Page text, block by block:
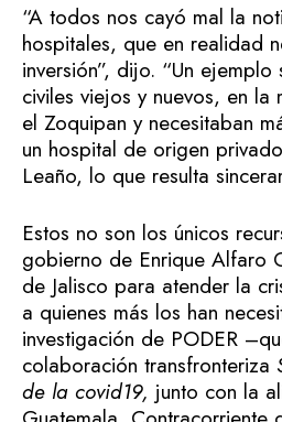
“A todos nos cayó mal la
hospitales, que en realidad
inversión”, dijo. “Un
civiles viejos y nuevos, en la
el Zoquipan y necesitaban
un hospital de origen
Leaño, lo que resulta
Estos no son los únicos
gobierno de Enrique Alfaro
de Jalisco para atender la
a quienes más los han
investigación de PODER
colaboración transfronteriza
de la covid19, junto con la